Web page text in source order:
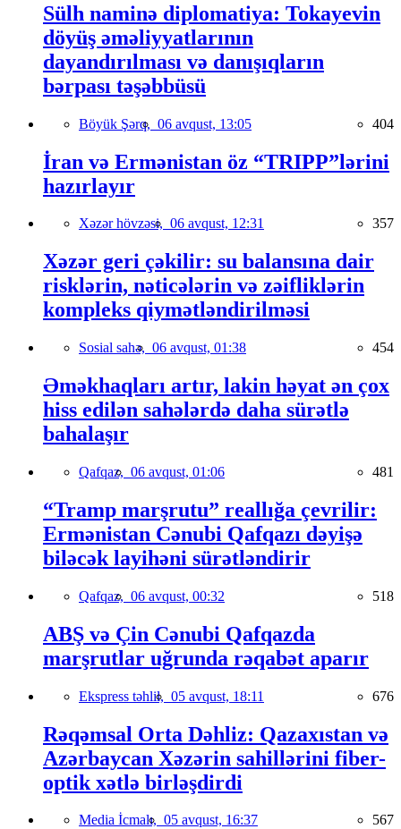
Sülh naminə diplomatiya: Tokayevin
döyüş əməliyyatlarının
dayandırılması və danışıqların
bərpası təşəbbüsü
Böyük Şərq, 06 avqust, 13:05 404
İran və Ermənistan öz “TRIPP”lərini
hazırlayır
Xəzər hövzəsi, 06 avqust, 12:31 357
Xəzər geri çəkilir: su balansına dair
risklərin, nəticələrin və zəifliklərin
kompleks qiymətləndirilməsi
Sosial sahə, 06 avqust, 01:38 454
Əməkhaqları artır, lakin həyat ən çox
hiss edilən sahələrdə daha sürətlə
bahalaşır
Qafqaz, 06 avqust, 01:06 481
“Tramp marşrutu” reallığa çevrilir:
Ermənistan Cənubi Qafqazı dəyişə
biləcək layihəni sürətləndirir
Qafqaz, 06 avqust, 00:32 518
ABŞ və Çin Cənubi Qafqazda
marşrutlar uğrunda rəqabət aparır
Ekspress təhlil, 05 avqust, 18:11 676
Rəqəmsal Orta Dəhliz: Qazaxıstan və
Azərbaycan Xəzərin sahillərini fiber-
optik xətlə birləşdirdi
Media İcmalı, 05 avqust, 16:37 567